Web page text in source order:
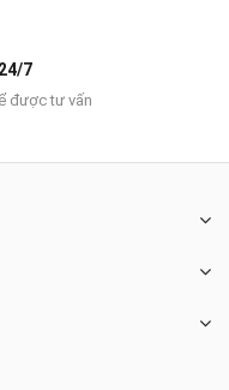
7
được tư vấn